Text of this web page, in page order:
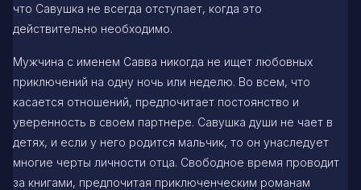
что Савушка не всегда отступает, когда это
действительно необходимо.
Мужчина с именем Савва никогда не ищет любовных
приключений на одну ночь или неделю. Во всем, что
касается отношений, предпочитает постоянство и
уверенность в своем партнере. Савушка души не чает в
детях, и если у него родится мальчик, то он унаследует
многие черты личности отца. Свободное время проводит
за книгами, предпочитая приключенческим романам